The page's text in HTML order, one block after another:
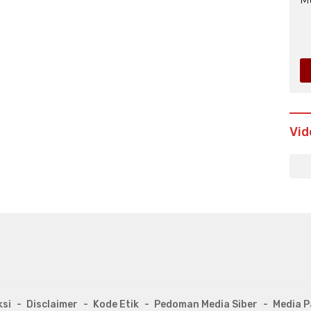
Disclaimer Kode Etik Pedoman Media Siber Media